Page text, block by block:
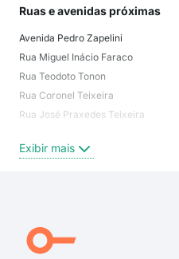
Ruas e avenidas próximas
Avenida Pedro Zapelini
Rua Miguel Inácio Faraco
Rua Teodoto Tonon
Rua Coronel Teixeira
Rua José Praxedes Teixeira
Rua Cândido Cesar Freire Leão
Rua Conselheiro Mafra
Rua Vidal Ramos
Exibir mais